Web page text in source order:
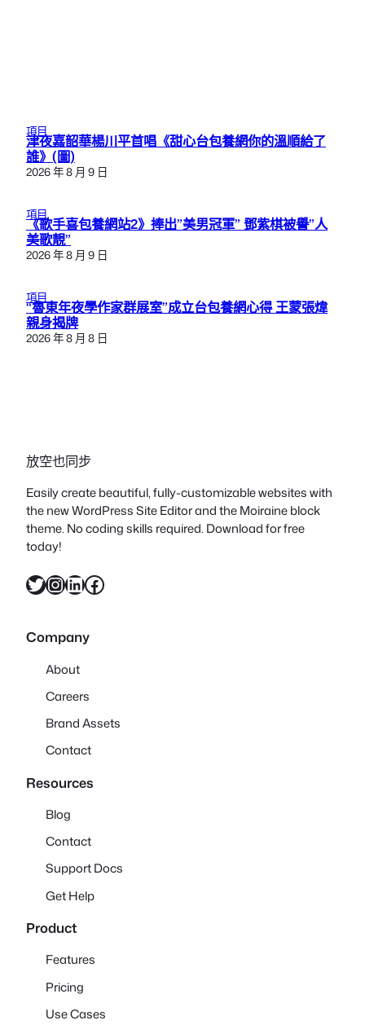
項目
津夜嘉韶華楊川平首唱《甜心台包養網你的溫順給了
誰》(圖)
2026 年 8 月 9 日
項目
《歌手喜包養網站2》捧出”美男冠軍” 鄧紫棋被譽”人
美歌靚”
2026 年 8 月 9 日
項目
“魯東年夜學作家群展室”成立台包養網心得 王蒙張煒
親身揭牌
2026 年 8 月 8 日
放空也同步
Easily create beautiful, fully-customizable websites with
the new WordPress Site Editor and the Moiraine block
theme. No coding skills required. Download for free
today!
X InstagramLinkedIn Facebook
Company
About
Careers
Brand Assets
Contact
Resources
Blog
Contact
Support Docs
Get Help
Product
Features
Pricing
Use Cases